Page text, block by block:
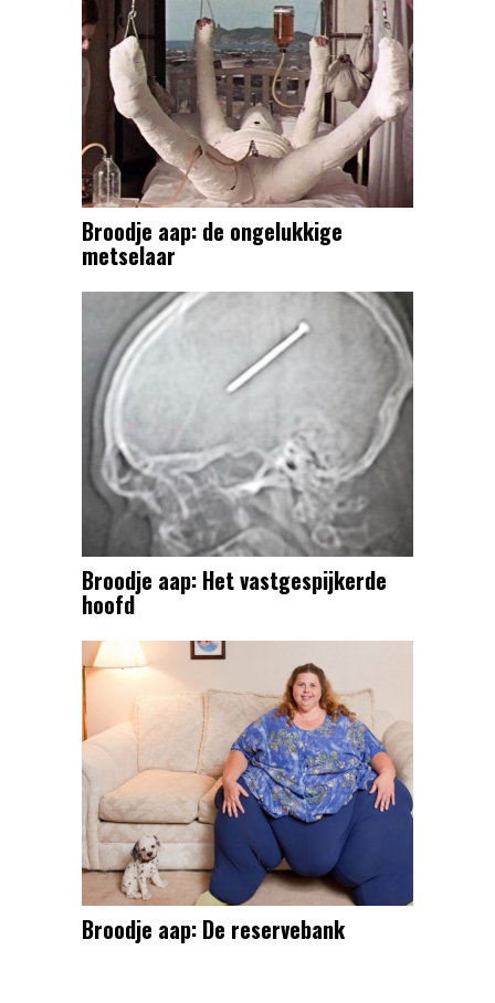
Broodje aap: de ongelukkige
metselaar
Broodje aap: Het vastgespijkerde
hoofd
Broodje aap: De reservebank